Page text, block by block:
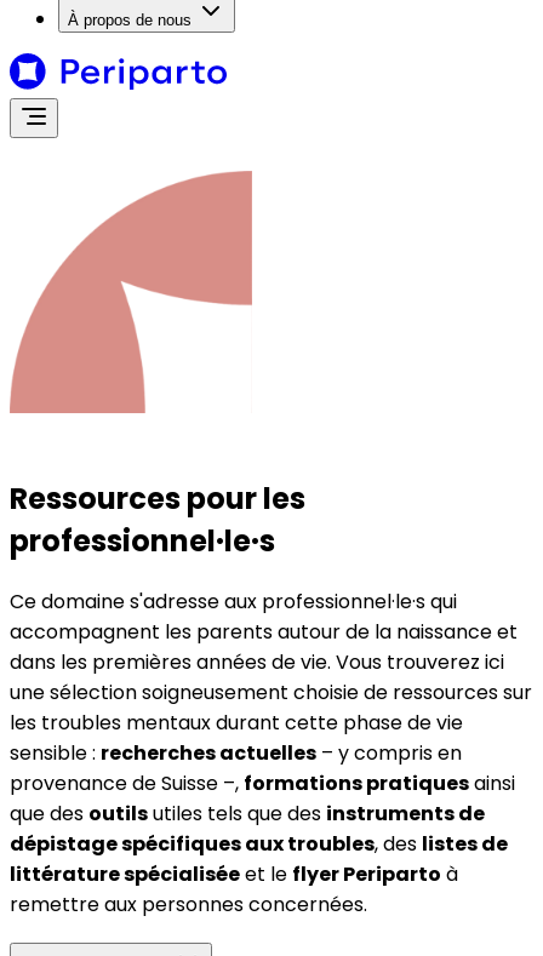
À propos de nous
Ressources pour les
professionnel·le·s
Ce domaine s'adresse aux professionnel·le·s qui
accompagnent les parents autour de la naissance et
dans les premières années de vie. Vous trouverez ici
une sélection soigneusement choisie de ressources sur
les troubles mentaux durant cette phase de vie
sensible : recherches actuelles – y compris en
provenance de Suisse –, formations pratiquesainsi
que des outilsutiles tels que des instruments de
dépistage spécifiques aux troubles, des listes de
littérature spécialiséeet le flyer Periparto à
remettre aux personnes concernées.